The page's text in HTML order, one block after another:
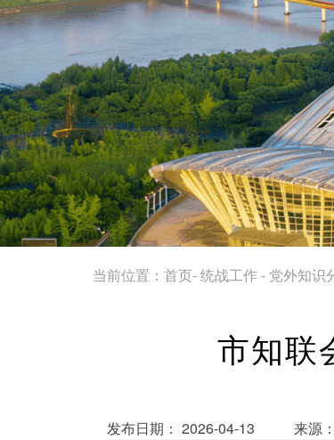
当前位置： 首页-统战工作- 党外知识
市知联
发布日期： 2026-04-13 来源